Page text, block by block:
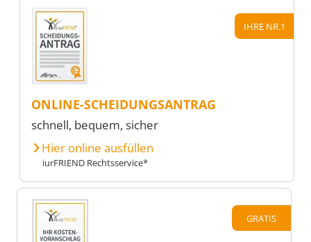
IHRE NR.1
ONLINE-SCHEIDUNGSANTRAG
schnell, bequem, sicher
Hier online ausfüllen
iurFRIEND Rechtsservice*
GRATIS